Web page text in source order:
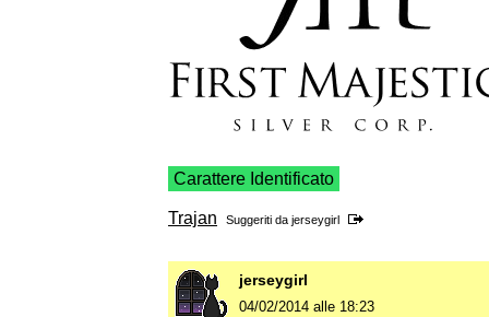
Carattere Identificato
Trajan Suggeriti da jerseygirl
jerseygirl
04/02/2014 alle 18:23